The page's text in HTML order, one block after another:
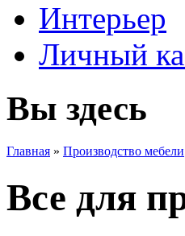
Интерьер
Личный
Вы здесь
Главная » Производство мебели
Все для